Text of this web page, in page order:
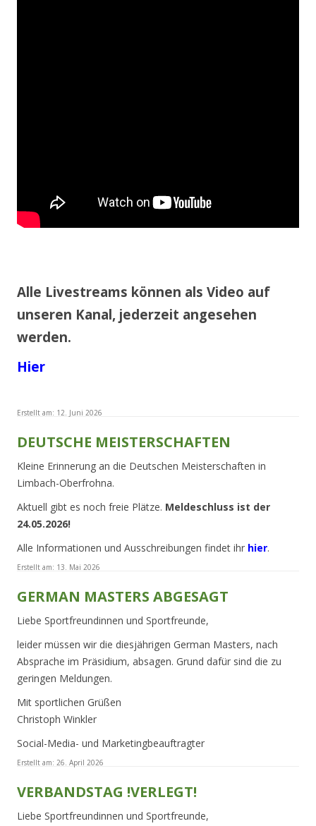
Alle Livestreams können als Video auf
unseren Kanal, jederzeit angesehen
werden.
Hier
Erstellt am: 12. Juni 2026
DEUTSCHE MEISTERSCHAFTEN
Kleine Erinnerung an die Deutschen Meisterschaften in
Limbach-Oberfrohna.
Aktuell gibt es noch freie Plätze. Meldeschluss ist der
24.05.2026!
Alle Informationen und Ausschreibungen findet ihr hier.
Erstellt am: 13. Mai 2026
GERMAN MASTERS ABGESAGT
Liebe Sportfreundinnen und Sportfreunde,
leider müssen wir die diesjährigen German Masters, nach
Absprache im Präsidium, absagen. Grund dafür sind die zu
geringen Meldungen.
Mit sportlichen Grüßen
Christoph Winkler
Social-Media- und Marketingbeauftragter
Erstellt am: 26. April 2026
VERBANDSTAG !VERLEGT!
Liebe Sportfreundinnen und Sportfreunde,